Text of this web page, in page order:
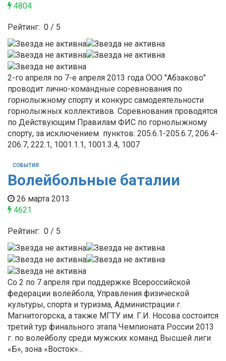
4804
Рейтинг: 0 / 5
2-го апреля по 7-е апреля 2013 года ООО "Абзаково"
проводит лично-командные соревнования по
горнолыжному спорту и конкурс самодеятельности
горнолыжных коллективов. Соревнования проводятся
по Действующим Правилам ФИС по горнолыжному
спорту, за исключением пунктов: 205.6.1-205.6.7, 206.4-
206.7, 222.1, 1001.1.1, 1001.3.4, 1007
СОБЫТИЯ
Волейбольные баталии
26 марта 2013
4621
Рейтинг: 0 / 5
Со 2 по 7 апреля при поддержке Всероссийской
федерации волейбола, Управления физической
культуры, спорта и туризма, Администрации г.
Магнитогорска, а также МГТУ им. Г.И. Носова состоится
третий тур финального этапа Чемпионата России 2013
г. по волейболу среди мужских команд Высшей лиги
«Б», зона «Восток»...